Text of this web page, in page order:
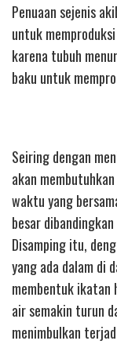
Penuaan sejenis
untuk
karena tubuh
baku untuk
Seiring dengan
akan
waktu yang
besar
Disamping itu,
yang ada dalam di
membentuk ikatan
air semakin turun
menimbulkan